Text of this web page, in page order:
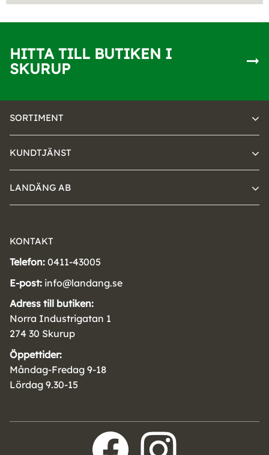
HITTA TILL BUTIKEN I
SKURUP
SORTIMENT
KUNDTJÄNST
LANDÄNG AB
KONTAKT
Telefon: 0411-43005
E-post: info@landang.se
Adress till butiken:
Norra Industrigatan 1
274 30 Skurup
Öppettider:
Måndag-Fredag 9-18
Lördag 9.30-15